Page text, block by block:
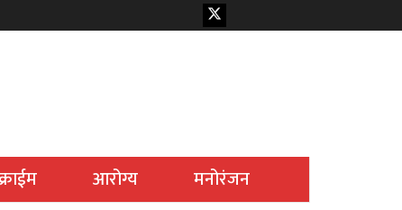
आरोग्य मनोरंजन